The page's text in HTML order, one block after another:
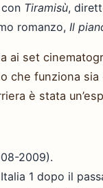
Tiramisù,
romanzo, Il
ai set
che funziona
è stata
2009).
1 dopo il